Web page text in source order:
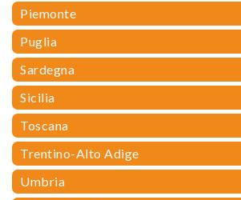
Piemonte
Puglia
Sardegna
Sicilia
Toscana
Trentino-Alto Adige
Umbria